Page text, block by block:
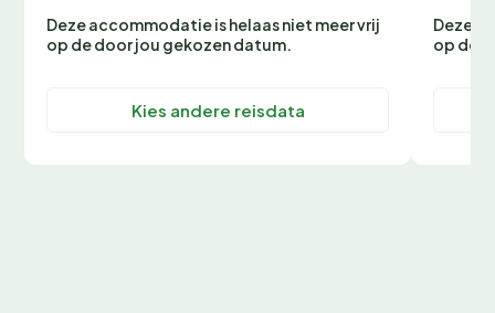
Deze accommodatie is helaas niet meer vrij
op de door jou gekozen datum.
Kies andere reisdata
Deze
op de